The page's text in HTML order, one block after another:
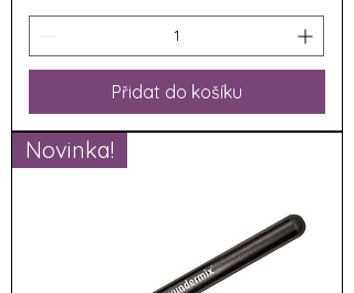
Přidat do košíku
Novinka!